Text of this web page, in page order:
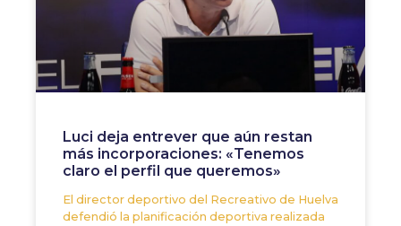
Luci deja entrever que aún restan
más incorporaciones: «Tenemos
claro el perfil que queremos»
El director deportivo del Recreativo de Huelva
defendió la planificación deportiva realizada